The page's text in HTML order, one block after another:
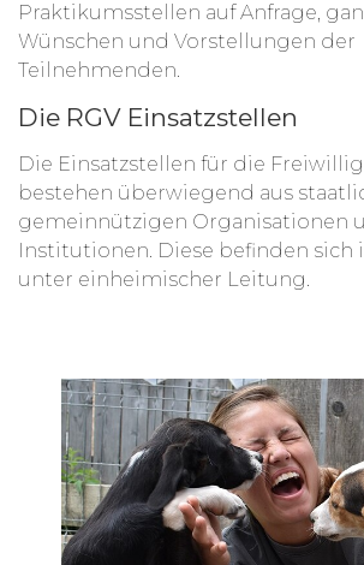
Praktikumsstellen auf Anfrage,
Wünschen und Vorstellungen der
Teilnehmenden.
Die RGV Einsatzstellen
Die Einsatzstellen für die
bestehen überwiegend aus
gemeinnützigen Organisationen
Institutionen. Diese befinden sich
unter einheimischer Leitung.